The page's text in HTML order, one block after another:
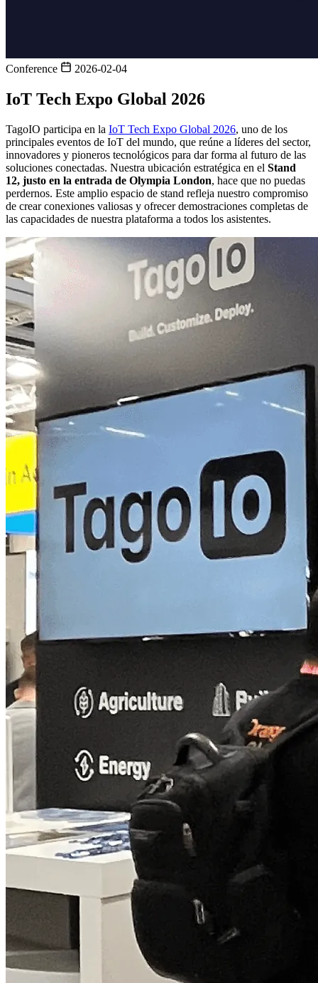
Conference 2026-02-04
IoT Tech Expo Global 2026
TagoIO participa en la IoT Tech Expo Global 2026, uno de los
principales eventos de IoT del mundo, que reúne a líderes del sector,
innovadores y pioneros tecnológicos para dar forma al futuro de las
soluciones conectadas. Nuestra ubicación estratégica en el Stand
12, justo en la entrada de Olympia London, hace que no puedas
perdernos. Este amplio espacio de stand refleja nuestro compromiso
de crear conexiones valiosas y ofrecer demostraciones completas de
las capacidades de nuestra plataforma a todos los asistentes.